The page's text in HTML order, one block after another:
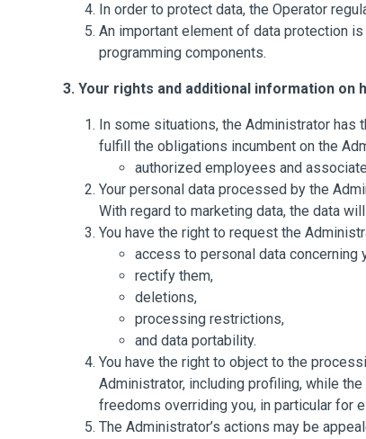
In order to protect data, the Operator
An important element of data protection
programming components.
3. Your rights and additional information on
In some situations, the Administrator has
fulfill the obligations incumbent on the
authorized employees and
Your personal data processed by the
With regard to marketing data, the data
You have the right to request the
access to personal data concerning
rectify them,
deletions,
processing restrictions,
and data portability.
You have the right to object to the
Administrator, including profiling, while
freedoms overriding you, in particular for
The Administrator’s actions may be